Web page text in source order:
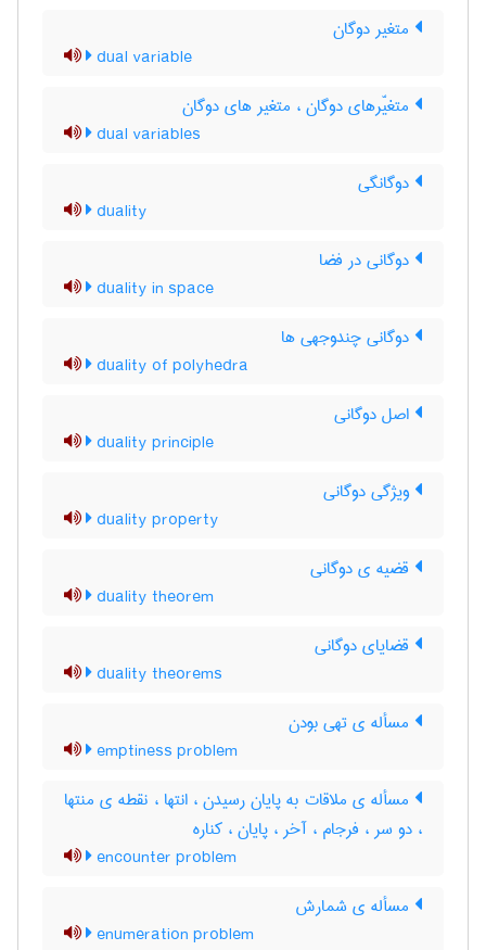
متغیر دوگان
dual variable
متغیّرهای دوگان ، متغیر های دوگان
dual variables
دوگانگی
duality
دوگانی در فضا
duality in space
دوگانی چندوجهی ها
duality of polyhedra
اصل دوگانی
duality principle
ویژگی دوگانی
duality property
قضیه ی دوگانی
duality theorem
قضایای دوگانی
duality theorems
مسأله ی تهی بودن
emptiness problem
مسأله ی ملاقات به پایان رسیدن ، انتها ، نقطه ی منتها
، دو سر ، فرجام ، آخر ، پایان ، کناره
encounter problem
مسأله ی شمارش
enumeration problem